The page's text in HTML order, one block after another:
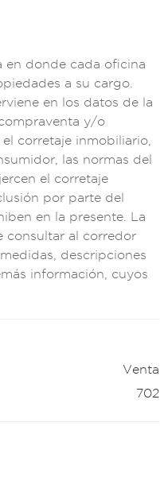
en donde cada oficina
s a su cargo.
en l os datos de l a
raventa y/o
el corretaje inmobiliario,
l as normas del
el corretaje
usión por parte del
en la presente . La
consultar al corredor
s, descripciones
información, cuyos
Venta
702